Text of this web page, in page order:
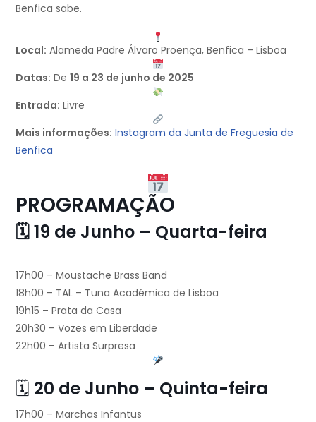
Benfica sabe.
Local: Alameda Padre Álvaro Proença, Benfica – Lisboa
Datas: De 19 a 23 de junho de 2025
Entrada: Livre
Mais informações: Instagram da Junta de Freguesia de
Benfica
PROGRAMAÇÃO
🗓 19 de Junho – Quarta-feira
17h00 – Moustache Brass Band
18h00 – TAL – Tuna Académica de Lisboa
19h15 – Prata da Casa
20h30 – Vozes em Liberdade
22h00 – Artista Surpresa
🗓 20 de Junho – Quinta-feira
17h00 – Marchas Infantus